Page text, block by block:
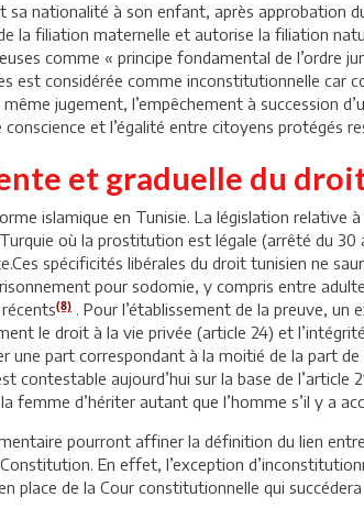
nationalité à son enfant, après approbation
la filiation maternelle et autorise la filiation
comme « principe fondamental de l’ordre
est considérée comme inconstitutionnelle car
même jugement, l’empêchement à succession
conscience et l’égalité entre citoyens protégés
et graduelle du
islamique en Tunisie. La législation relative
où la prostitution est légale (arrêté du
spécificités libérales du droit tunisien ne
pour sodomie, y compris entre
(8) . Pour l’établissement de la preuve, un
le droit à la vie privée (article 24) et
part correspondant à la moitié de la part de
contestable aujourd’hui sur la base de
d’hériter autant que l’homme s’il y a
pourront affiner la définition du lien
En effet, l’exception
place de la Cour constitutionnelle qui